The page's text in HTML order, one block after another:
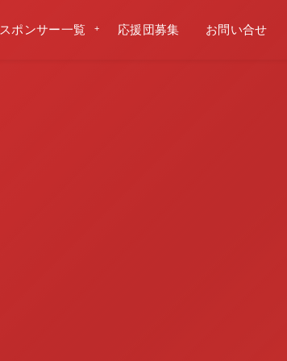
スポンサー一覧 応援団募集 お問い合せ